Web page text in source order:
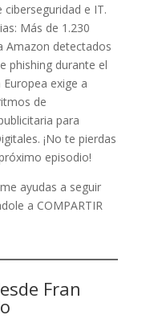
e IT.
Más de 1.230
Amazon detectados
phishing durante el
exige a
de
para
¡No te pierdas
episodio!
ayudas a seguir
a COMPARTIR
Fran